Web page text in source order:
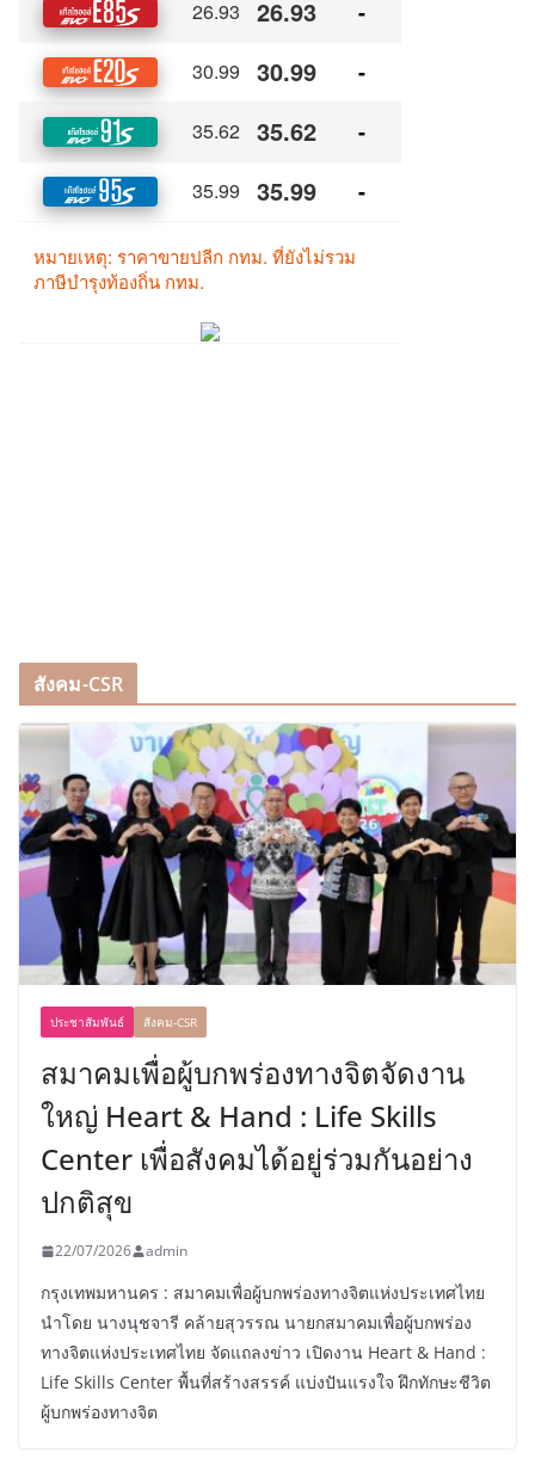
สังคม-CSR
ประชาสัมพันธ์ สังคม-CSR
สมาคมเพื่อผู้บกพร่องทางจิตจัดงาน
ใหญ่ Heart & Hand : Life Skills
Center เพื่อสังคมได้อยู่ร่วมกันอย่าง
ปกติสุข
22/07/2026 admin
กรุงเทพมหานคร : สมาคมเพื่อผู้บกพร่องทางจิตแห่งประเทศไทย
นำโดย นางนุชจารี คล้ายสุวรรณ นายกสมาคมเพื่อผู้บกพร่อง
ทางจิตแห่งประเทศไทย จัดแถลงข่าว เปิดงาน Heart & Hand :
Life Skills Center พื้นที่สร้างสรรค์ แบ่งปันแรงใจ ฝึกทักษะชีวิต
ผู้บกพร่องทางจิต